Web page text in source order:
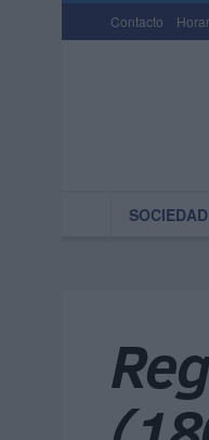
Contacto
SOCIEDAD